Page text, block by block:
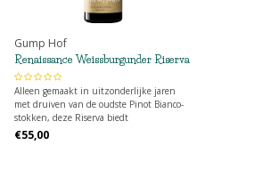
Gump Hof
Renaissance Weissburgunder Riserva
Alleen gemaakt in uitzonderlijke jaren
met druiven van de oudste Pinot Bianco-
stokken, deze Riserva biedt
indrukwekkende diepte, lengte en groot
ontwikkelingspotentieel.
€55,00